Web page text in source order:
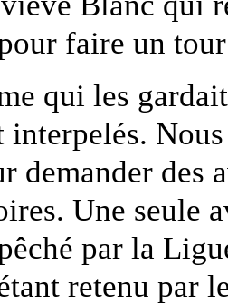
faire un
qui les
interpelés.
demander des
Une seule
par la
retenu par